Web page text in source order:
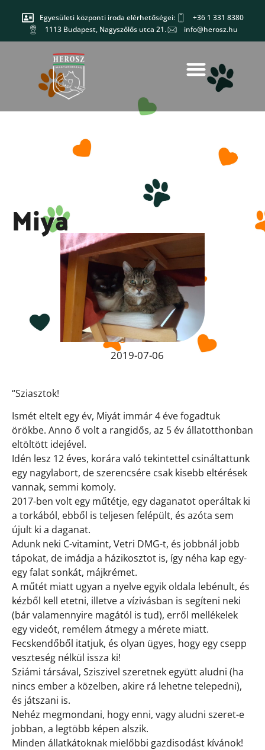
Egyesületi központi iroda elérhetőségei:
+36 1 331 8380
1113 Budapest, Nagyszőlős utca 21.
info@herosz.hu
Miya
2019-07-06
“Sziasztok!
Ismét eltelt egy év, Miyát immár 4 éve fogadtuk
örökbe. Anno ő volt a rangidős, az 5 év állatotthonban
eltöltött idejével.
Idén lesz 12 éves, korára való tekintettel csináltattunk
egy nagylabort, de szerencsére csak kisebb eltérések
vannak, semmi komoly.
2017-ben volt egy műtétje, egy daganatot operáltak ki
a torkából, ebből is teljesen felépült, és azóta sem
újult ki a daganat.
Adunk neki C-vitamint, Vetri DMG-t, és jobbnál jobb
tápokat, de imádja a házikosztot is, így néha kap egy-
egy falat sonkát, májkrémet.
A műtét miatt ugyan a nyelve egyik oldala lebénult, és
kézből kell etetni, illetve a vízivásban is segíteni neki
(bár valamennyire magától is tud), erről mellékelek
egy videót, remélem átmegy a mérete miatt.
Fecskendőből itatjuk, és olyan ügyes, hogy egy csepp
veszteség nélkül issza ki!
Sziámi társával, Sziszivel szeretnek együtt aludni (ha
nincs ember a közelben, akire rá lehetne telepedni),
és játszani is.
Nehéz megmondani, hogy enni, vagy aludni szeret-e
jobban, a legtöbb képen alszik.
Minden állatkátoknak mielőbbi gazdisodást kívánok!